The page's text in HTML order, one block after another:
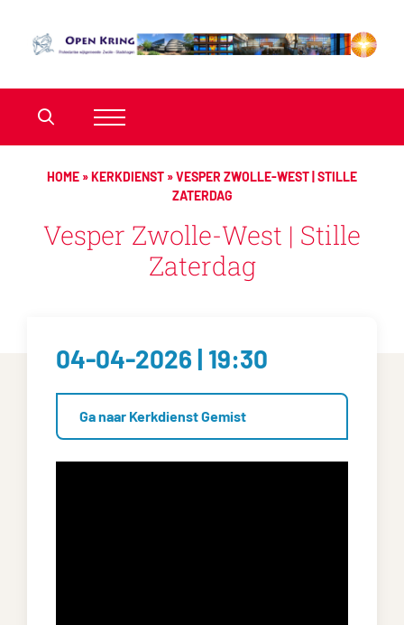
HOME »KERKDIENST »VESPER ZWOLLE-WEST | STILLE
ZATERDAG
Vesper Zwolle-West | Stille
Zaterdag
04-04-2026 | 19:30
Ga naar Kerkdienst Gemist